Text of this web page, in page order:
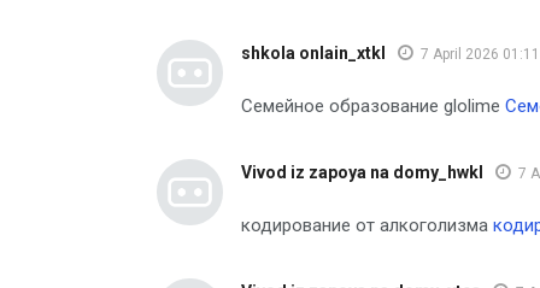
shkola onlain_xtkl 7 April 2026 01:11
Семейное образование glolime
Vivod iz zapoya na domy_hwkl 7
кодирование от алкоголизма